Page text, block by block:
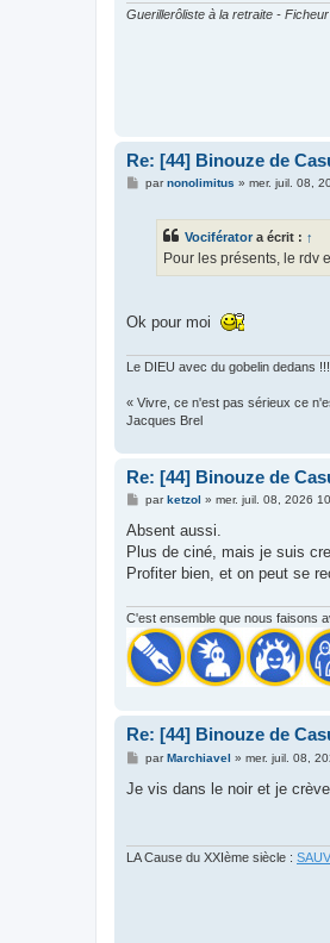
Guerillerôliste à la retraite -
Re: [44] Binouze de
Mparnonolimitus » mer. juil. 08,
Vociférator a écrit : ↑
Pour les présents, le rdv
Ok pour moi
Le DIEU avec du gobelin dedans !!!
« Vivre, ce n'est pas sérieux ce
Jacques Brel
Re: [44] Binouze de
M
s
a
g
parketzol » mer. juil. 08, 2026
Absent aussi.
Plus de ciné, mais je suis
Profiter bien, et on peut se
C'est ensemble que nous faisons
Re: [44] Binouze de
M
s
parMarchiavel » mer. juil. 08,
Je vis dans le noir et je
LA Cause du XXIème siècle :